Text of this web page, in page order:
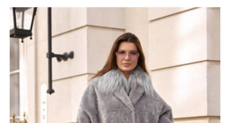
сдержанности, делая вещь универсальным выбором
для различных нарядов.
Воротник, изготовленный из натурального меха лисы,
подчеркивает утонченность модели и создает
эффектный акцент. Мягкие линии дублёнки гармонично
сочетаются с текстурой меха, что придаёт образу
особую выразительность. Каждая деталь продумана
до мелочей, и это действительно чувствуется при
носке.